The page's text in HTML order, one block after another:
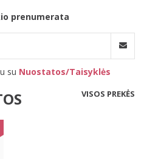
prenumerata
su Nuostatos/Taisyklės
VISOS PREKĖS